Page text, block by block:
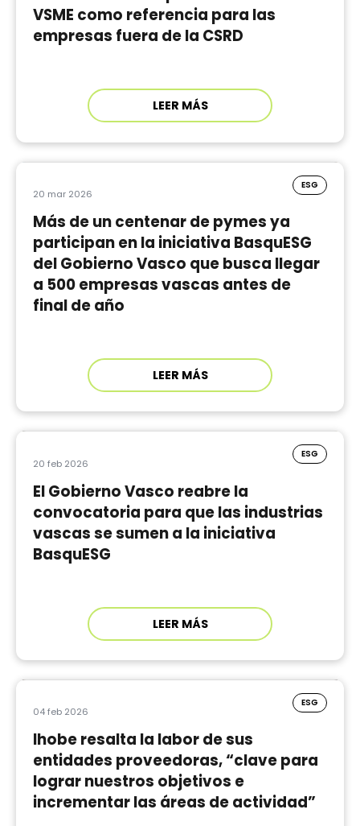
VSME como referencia para las
empresas fuera de la CSRD
LEER MÁS
20 mar 2026
ESG
Más de un centenar de pymes ya
participan en la iniciativa BasquESG
del Gobierno Vasco que busca llegar
a 500 empresas vascas antes de
final de año
LEER MÁS
20 feb 2026
ESG
El Gobierno Vasco reabre la
convocatoria para que las industrias
vascas se sumen a la iniciativa
BasquESG
LEER MÁS
04 feb 2026
ESG
Ihobe resalta la labor de sus
entidades proveedoras, “clave para
lograr nuestros objetivos e
incrementar las áreas de actividad”